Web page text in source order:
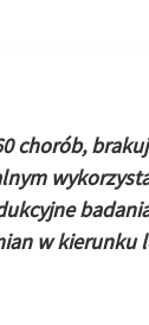
chorób,
w kierunku